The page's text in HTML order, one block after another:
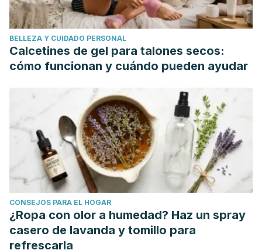
BELLEZA Y CUIDADO PERSONAL
Calcetines de gel para talones secos:
cómo funcionan y cuándo pueden ayudar
CONSEJOS PARA EL HOGAR
¿Ropa con olor a humedad? Haz un spray
casero de lavanda y tomillo para
refrescarla